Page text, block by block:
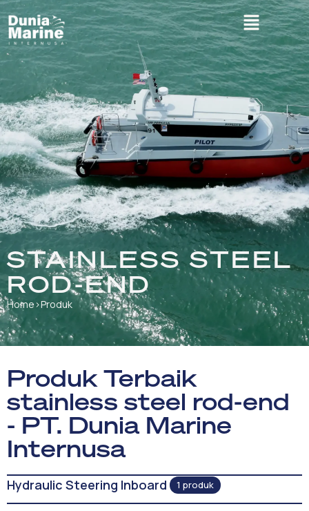
STAINLESS STEEL
ROD-END
Home ›Produk
Produk Terbaik
stainless steel rod-end
- PT. Dunia Marine
Internusa
Hydraulic Steering Inboard 1 produk